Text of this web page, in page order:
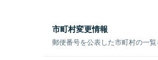
市町村変更情報
郵便番号を公表した市町村の一